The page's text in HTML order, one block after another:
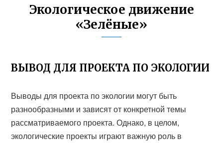
Экологическое движение
«Зелёные»
ВЫВОД ДЛЯ ПРОЕКТА ПО ЭКОЛОГИИ
Выводы для проекта по экологии могут быть
разнообразными и зависят от конкретной темы
рассматриваемого проекта. Однако, в целом,
экологические проекты играют важную роль в